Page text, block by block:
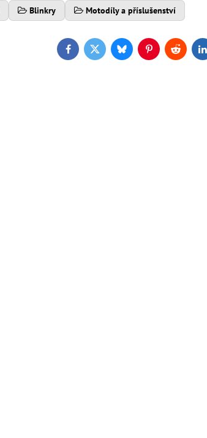
Blinkry Motodíly a příslušenství
FacebookTwitterBlueskyPinterestReddit